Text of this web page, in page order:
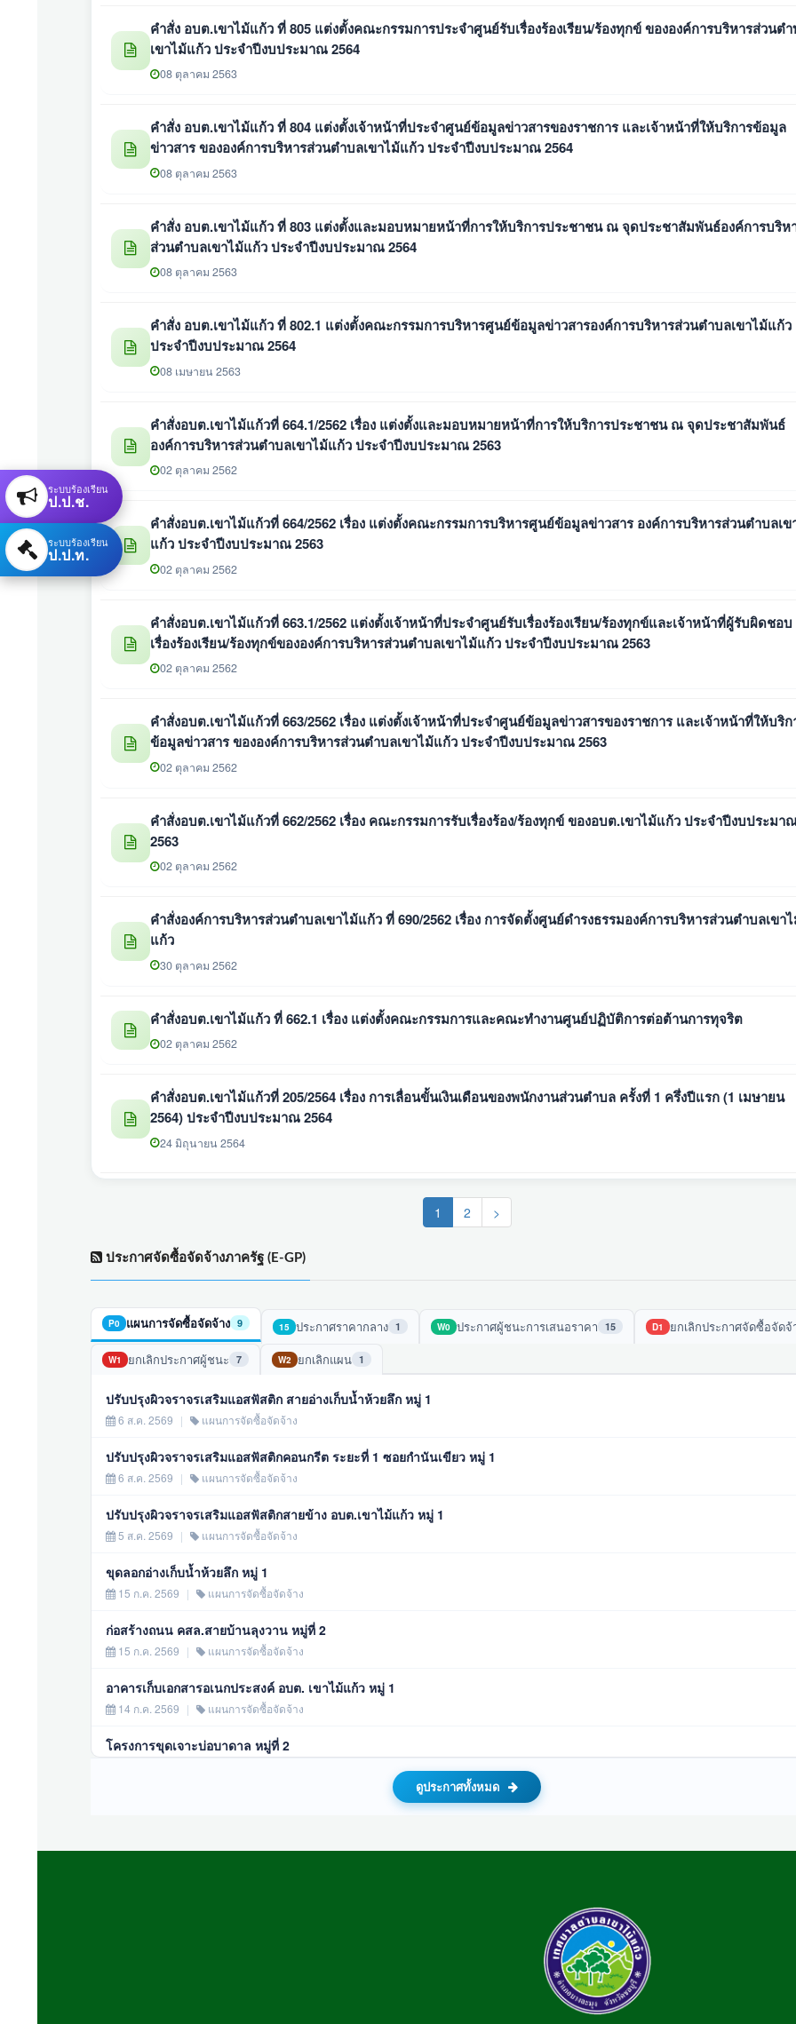
คำสั่ง อบต.เขาไม้แก้ว ที่ 805 แต่งตั้งคณะกรรมการประจำศูนย์รับเรื่องร้องเรียน/ร้องทุกข์ ขององค์การบริหารส่วนต
เขาไม้แก้ว ประจำปีงบประมาณ 2564
08 ตุลาคม 2563
คำสั่ง อบต.เขาไม้แก้ว ที่ 804 แต่งตั้งเจ้าหน้าที่ประจำศูนย์ข้อมูลข่าวสารของราชการ และเจ้าหน้าที่ให้บริการข้อมูล
ข่าวสาร ขององค์การบริหารส่วนตำบลเขาไม้แก้ว ประจำปีงบประมาณ 2564
08 ตุลาคม 2563
คำสั่ง อบต.เขาไม้แก้ว ที่ 803 แต่งตั้งและมอบหมายหน้าที่การให้บริการประชาชน ณ จุดประชาสัมพันธ์องค์การบริห
ส่วนตำบลเขาไม้แก้ว ประจำปีงบประมาณ 2564
08 ตุลาคม 2563
คำสั่ง อบต.เขาไม้แก้ว ที่ 802.1 แต่งตั้งคณะกรรมการบริหารศูนย์ข้อมูลข่าวสารองค์การบริหารส่วนตำบลเขาไม้แก้ว
ประจำปีงบประมาณ 2564
08 เมษายน 2563
คำสั่งอบต.เขาไม้แก้วที่ 664.1/2562 เรื่อง แต่งตั้งและมอบหมายหน้าที่การให้บริการประชาชน ณ จุดประชาสัมพันธ์
องค์การบริหารส่วนตําบลเขาไม้แก้ว ประจำปีงบประมาณ 2563
02 ตุลาคม 2562
คำสั่งอบต.เขาไม้แก้วที่ 664/2562 เรื่อง แต่งตั้งคณะกรรมการบริหารศูนย์ข้อมูลข่าวสาร องค์การบริหารส่วนตําบลเข
แก้ว ประจำปีงบประมาณ 2563
02 ตุลาคม 2562
คำสั่งอบต.เขาไม้แก้วที่ 663.1/2562 แต่งตั้งเจ้าหน้าที่ประจําศูนย์รับเรื่องร้องเรียน/ร้องทุกข์และเจ้าหน้าที่ผู้รับผิดชอบ
เรื่องร้องเรียน/ร้องทุกข์ขององค์การบริหารส่วนตําบลเขาไม้แก้ว ประจำปีงบประมาณ 2563
02 ตุลาคม 2562
คำสั่งอบต.เขาไม้แก้วที่ 663/2562 เรื่อง แต่งตั้งเจ้าหน้าที่ประจําศูนย์ข้อมูลข่าวสารของราชการ และเจ้าหน้าที่ให้บริก
ข้อมูลข่าวสาร ขององค์การบริหารส่วนตําบลเขาไม้แก้ว ประจำปีงบประมาณ 2563
02 ตุลาคม 2562
คำสั่งอบต.เขาไม้แก้วที่ 662/2562 เรื่อง คณะกรรมการรับเรื่องร้อง/ร้องทุกข์ ของอบต.เขาไม้แก้ว ประจำปีงบประมา
2563
02 ตุลาคม 2562
คำสั่งองค์การบริหารส่วนตําบลเขาไม้แก้ว ที่ 690/2562 เรื่อง การจัดตั้งศูนย์ดํารงธรรมองค์การบริหารส่วนตําบลเขา
แก้ว
30 ตุลาคม 2562
คำสั่งอบต.เขาไม้แก้ว ที่ 662.1 เรื่อง แต่งตั้งคณะกรรมการและคณะทำงานศูนย์ปฏิบัติการต่อต้านการทุจริต
02 ตุลาคม 2562
คำสั่งอบต.เขาไม้แก้วที่ 205/2564 เรื่อง การเลื่อนขั้นเงินเดือนของพนักงานส่วนตำบล ครั้งที่ 1 ครึ่งปีแรก (1 เมษายน
2564) ประจำปีงบประมาณ 2564
24 มิถุนายน 2564
1 (current)
2 >
ประกาศจัดซื้อจัดจ้างภาครัฐ (E-GP)
P0 แผนการจัดซื้อจัดจ้าง 9 15 ประกาศราคากลาง 1 W0 ประกาศผู้ชนะการเสนอราคา 15 D1 ยกเลิกประกาศจัดซื้อจัดจ้
W1 ยกเลิกประกาศผู้ชนะ 7 W2 ยกเลิกแผน 1
ปรับปรุงผิวจราจรเสริมแอสฟัสติก สายอ่างเก็บน้ำห้วยลึก หมู่ 1
6 ส.ค. 2569 | แผนการจัดซื้อจัดจ้าง
ปรับปรุงผิวจราจรเสริมแอสฟัสติกคอนกรีต ระยะที่ 1 ซอยกำนันเขียว หมู่ 1
6 ส.ค. 2569 | แผนการจัดซื้อจัดจ้าง
ปรับปรุงผิวจราจรเสริมแอสฟัสติกสายข้าง อบต.เขาไม้แก้ว หมู่ 1
5 ส.ค. 2569 | แผนการจัดซื้อจัดจ้าง
ขุดลอกอ่างเก็บน้ำห้วยลึก หมู่ 1
15 ก.ค. 2569 | แผนการจัดซื้อจัดจ้าง
ก่อสร้างถนน คสล.สายบ้านลุงวาน หมู่ที่ 2
15 ก.ค. 2569 | แผนการจัดซื้อจัดจ้าง
อาคารเก็บเอกสารอเนกประสงค์ อบต. เขาไม้แก้ว หมู่ 1
14 ก.ค. 2569 | แผนการจัดซื้อจัดจ้าง
โครงการขุดเจาะบ่อบาดาล หมู่ที่ 2
จัดซื้ออาหารเสริม (นม) โรงเรียน ภาคเรียนที่ 1/2569 ประจำปีงบประมาณ 2569
ดูประกาศทั้งหมด
ระบบร้องเรียน
ป.ป.ช.
ระบบร้องเรียน
ป.ป.ท.